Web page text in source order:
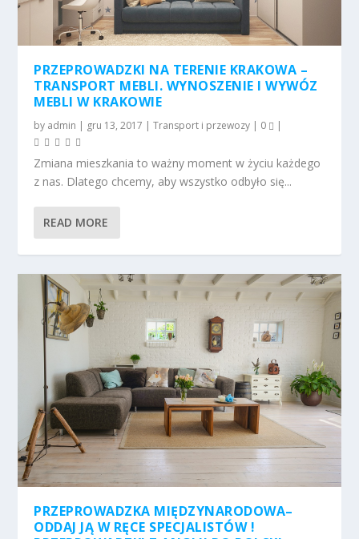
PRZEPROWADZKI NA TERENIE KRAKOWA –
TRANSPORT MEBLI. WYNOSZENIE I WYWÓZ
MEBLI W KRAKOWIE
by admin | gru 13, 2017 |Transport i przewozy | 0 |
Zmiana mieszkania to ważny moment w życiu każdego
z nas. Dlatego chcemy, aby wszystko odbyło się...
READ MORE
PRZEPROWADZKA MIĘDZYNARODOWA–
ODDAJ JĄ W RĘCE SPECJALISTÓW !